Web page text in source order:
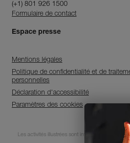
(+1) 801 926 1500
Formulaire de contact
Espace presse
Mentions légales
Politique de confidentialité et de
personnelles
Déclaration d'accessibilité
Paramètres des cookies
Les activités illustrées sont intrinsèquement